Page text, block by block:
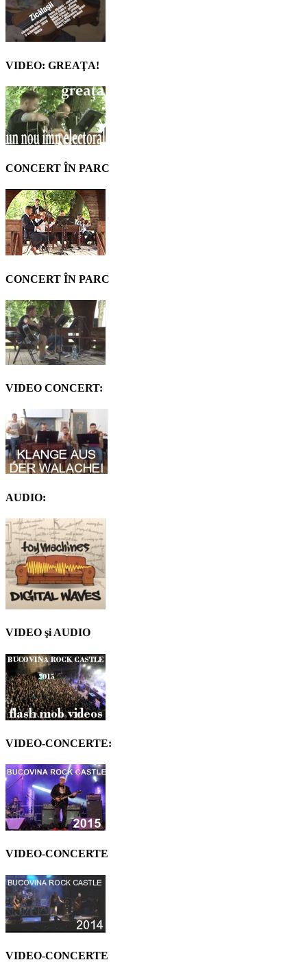
VIDEO: GREAŢA!
CONCERT ÎN PARC
CONCERT ÎN PARC
VIDEO CONCERT:
AUDIO:
VIDEO şi AUDIO
VIDEO-CONCERTE:
VIDEO-CONCERTE
VIDEO-CONCERTE